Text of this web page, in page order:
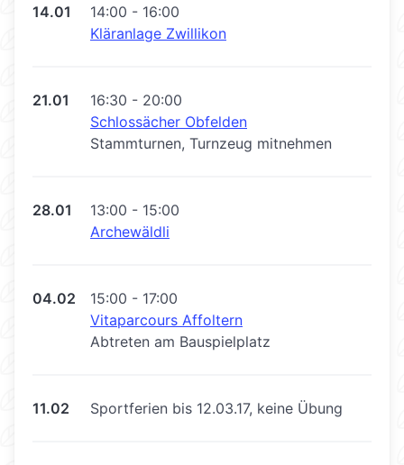
14.01
14:00 - 16:00
Kläranlage Zwillikon
21.01
16:30 - 20:00
Schlossächer Obfelden
Stammturnen, Turnzeug mitnehmen
28.01
13:00 - 15:00
Archewäldli
04.02
15:00 - 17:00
Vitaparcours Affoltern
Abtreten am Bauspielplatz
11.02 Sportferien bis 12.03.17, keine Übung